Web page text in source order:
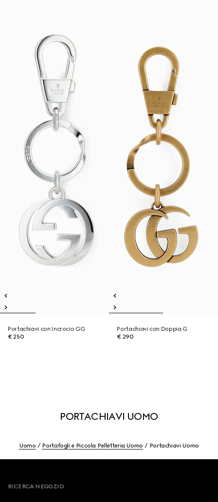
Portachiavi con Incrocio GG
€ 250
Portachiavi con Doppia G
€ 290
PORTACHIAVI UOMO
Uomo Portafogli e Piccola Pelletteria Uomo Portachiavi Uomo
RICERCA NEGOZIO